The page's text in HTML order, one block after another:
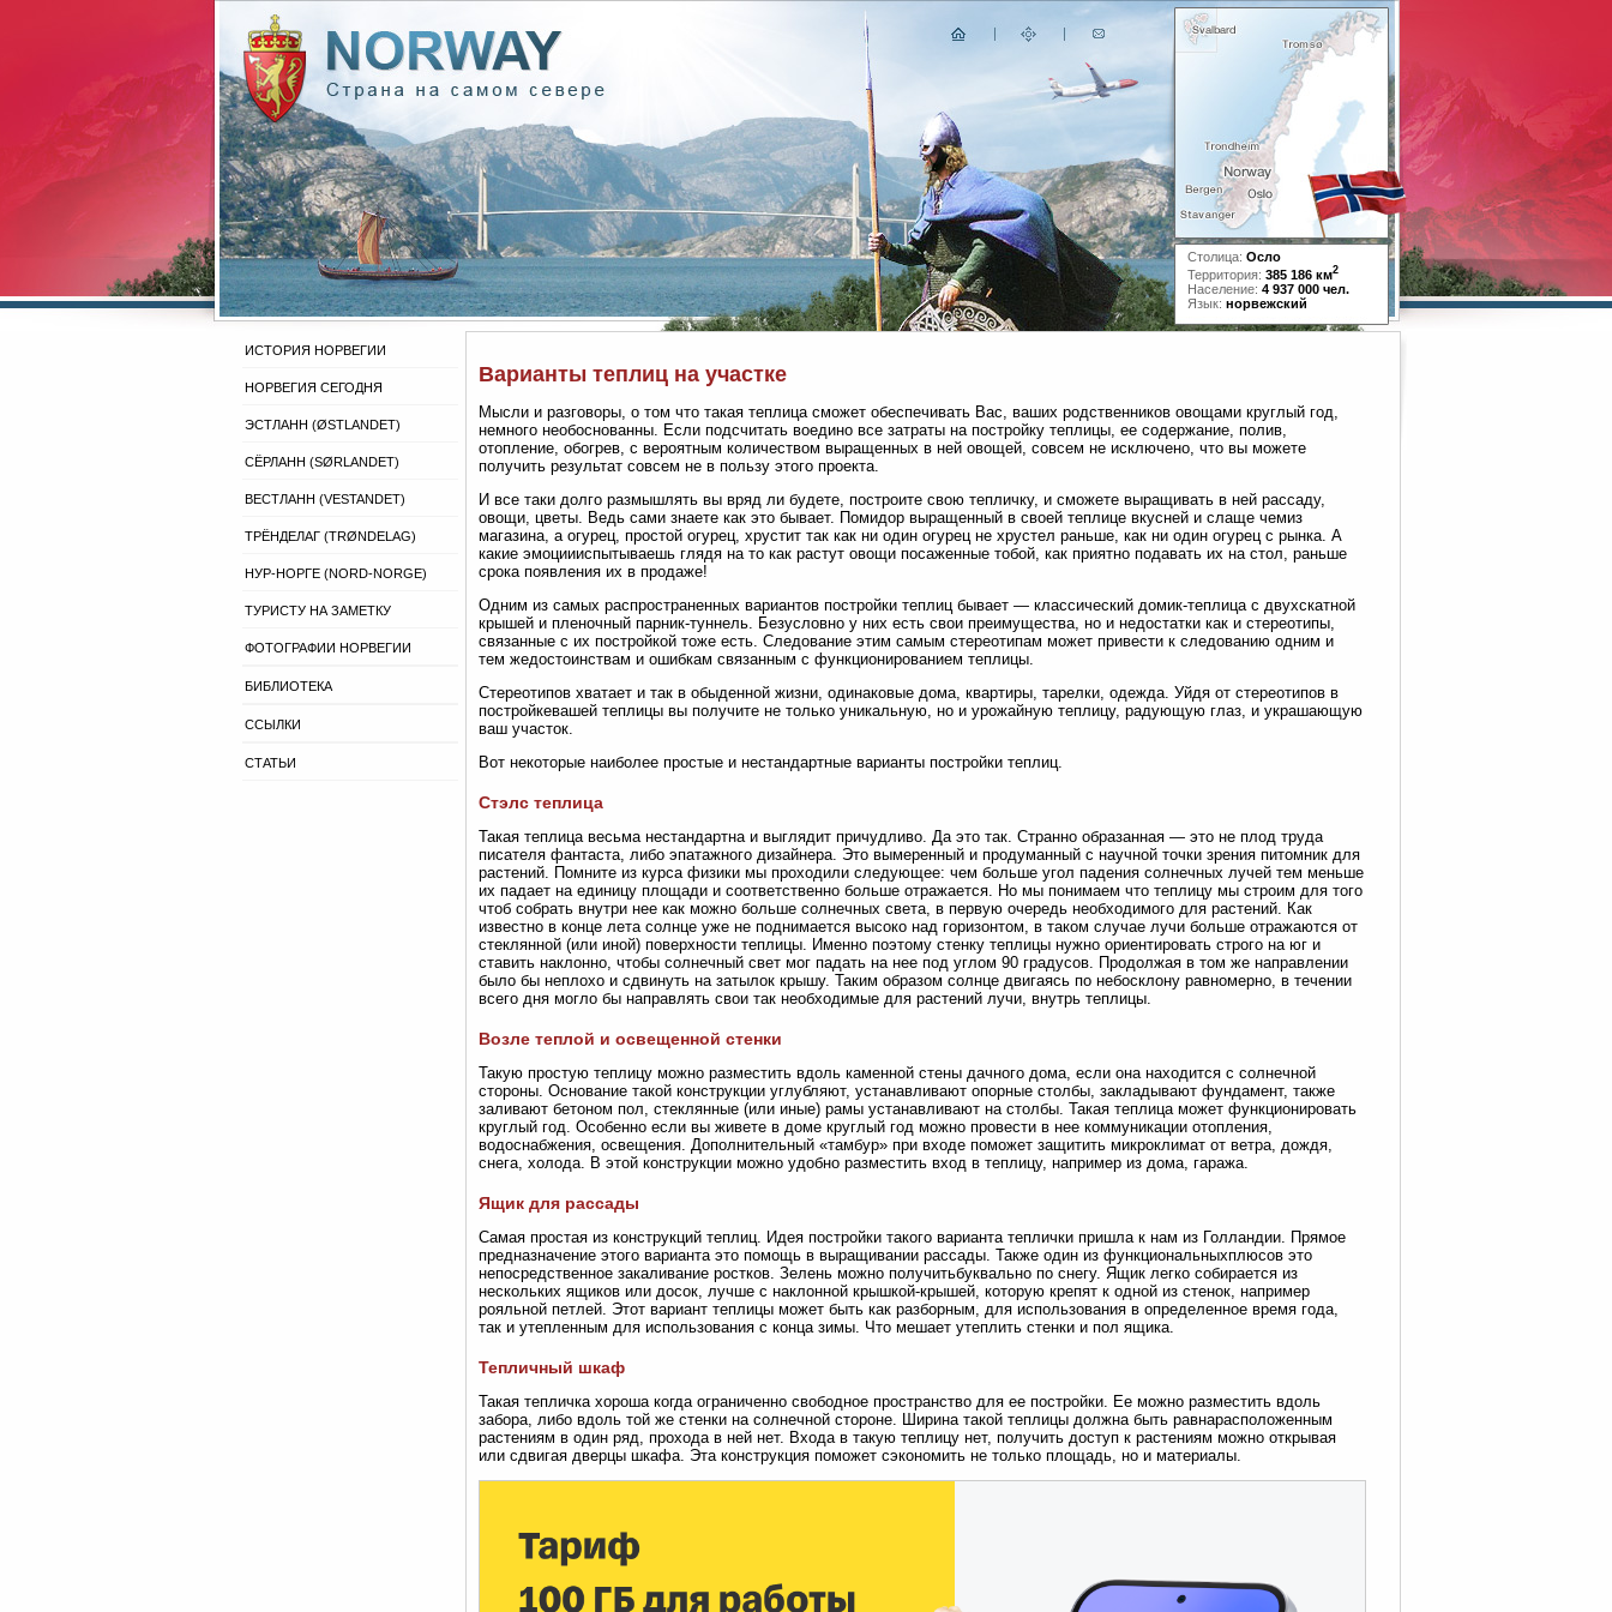
Столица: Осло
Территория: 385 186 км2
Население: 4 937 000 чел.
Язык: норвежский
ИСТОРИЯ НОРВЕГИИ
НОРВЕГИЯ СЕГОДНЯ
ЭСТЛАНН (ØSTLANDET)
СЁРЛАНН (SØRLANDET)
ВЕСТЛАНН (VESTANDET)
ТРЁНДЕЛАГ (TRØNDELAG)
НУР-НОРГЕ (NORD-NORGE)
ТУРИСТУ НА ЗАМЕТКУ
ФОТОГРАФИИ НОРВЕГИИ
БИБЛИОТЕКА
ССЫЛКИ
СТАТЬИ
Варианты теплиц на участке
Мысли и разговоры, о том что такая теплица сможет обеспечивать Вас, ваших родственников овощами круглый год,
немного необоснованны. Если подсчитать воедино все затраты на постройку теплицы, ее содержание, полив,
отопление, обогрев, с вероятным количеством выращенных в ней овощей, совсем не исключено, что вы можете
получить результат совсем не в пользу этого проекта.
И все таки долго размышлять вы вряд ли будете, построите свою тепличку, и сможете выращивать в ней рассаду,
овощи, цветы. Ведь сами знаете как это бывает. Помидор выращенный в своей теплице вкусней и слаще чемиз
магазина, а огурец, простой огурец, хрустит так как ни один огурец не хрустел раньше, как ни один огурец с рынка. А
какие эмоциииспытываешь глядя на то как растут овощи посаженные тобой, как приятно подавать их на стол, раньше
срока появления их в продаже!
Одним из самых распространенных вариантов постройки теплиц бывает — классический домик-теплица с двухскатной
крышей и пленочный парник-туннель. Безусловно у них есть свои преимущества, но и недостатки как и стереотипы,
связанные с их постройкой тоже есть. Следование этим самым стереотипам может привести к следованию одним и
тем жедостоинствам и ошибкам связанным с функционированием теплицы.
Стереотипов хватает и так в обыденной жизни, одинаковые дома, квартиры, тарелки, одежда. Уйдя от стереотипов в
постройкевашей теплицы вы получите не только уникальную, но и урожайную теплицу, радующую глаз, и украшающую
ваш участок.
Вот некоторые наиболее простые и нестандартные варианты постройки теплиц.
Стэлс теплица
Такая теплица весьма нестандартна и выглядит причудливо. Да это так. Странно образанная — это не плод труда
писателя фантаста, либо эпатажного дизайнера. Это вымеренный и продуманный с научной точки зрения питомник для
растений. Помните из курса физики мы проходили следующее: чем больше угол падения солнечных лучей тем меньше
их падает на единицу площади и соответственно больше отражается. Но мы понимаем что теплицу мы строим для того
чтоб собрать внутри нее как можно больше солнечных света, в первую очередь необходимого для растений. Как
известно в конце лета солнце уже не поднимается высоко над горизонтом, в таком случае лучи больше отражаются от
стеклянной (или иной) поверхности теплицы. Именно поэтому стенку теплицы нужно ориентировать строго на юг и
ставить наклонно, чтобы солнечный свет мог падать на нее под углом 90 градусов. Продолжая в том же направлении
было бы неплохо и сдвинуть на затылок крышу. Таким образом солнце двигаясь по небосклону равномерно, в течении
всего дня могло бы направлять свои так необходимые для растений лучи, внутрь теплицы.
Возле теплой и освещенной стенки
Такую простую теплицу можно разместить вдоль каменной стены дачного дома, если она находится с солнечной
стороны. Основание такой конструкции углубляют, устанавливают опорные столбы, закладывают фундамент, также
заливают бетоном пол, стеклянные (или иные) рамы устанавливают на столбы. Такая теплица может функционировать
круглый год. Особенно если вы живете в доме круглый год можно провести в нее коммуникации отопления,
водоснабжения, освещения. Дополнительный «тамбур» при входе поможет защитить микроклимат от ветра, дождя,
снега, холода. В этой конструкции можно удобно разместить вход в теплицу, например из дома, гаража.
Ящик для рассады
Самая простая из конструкций теплиц. Идея постройки такого варианта теплички пришла к нам из Голландии. Прямое
предназначение этого варианта это помощь в выращивании рассады. Также один из функциональныхплюсов это
непосредственное закаливание ростков. Зелень можно получитьбуквально по снегу. Ящик легко собирается из
нескольких ящиков или досок, лучше с наклонной крышкой-крышей, которую крепят к одной из стенок, например
рояльной петлей. Этот вариант теплицы может быть как разборным, для использования в определенное время года,
так и утепленным для использования с конца зимы. Что мешает утеплить стенки и пол ящика.
Тепличный шкаф
Такая тепличка хороша когда ограниченно свободное пространство для ее постройки. Ее можно разместить вдоль
забора, либо вдоль той же стенки на солнечной стороне. Ширина такой теплицы должна быть равнарасположенным
растениям в один ряд, прохода в ней нет. Входа в такую теплицу нет, получить доступ к растениям можно открывая
или сдвигая дверцы шкафа. Эта конструкция поможет сэкономить не только площадь, но и материалы.